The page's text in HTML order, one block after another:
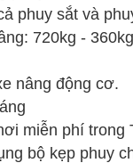
phuy sắt và
720kg -
nâng động cơ.
miễn phí trong
bộ kẹp phuy